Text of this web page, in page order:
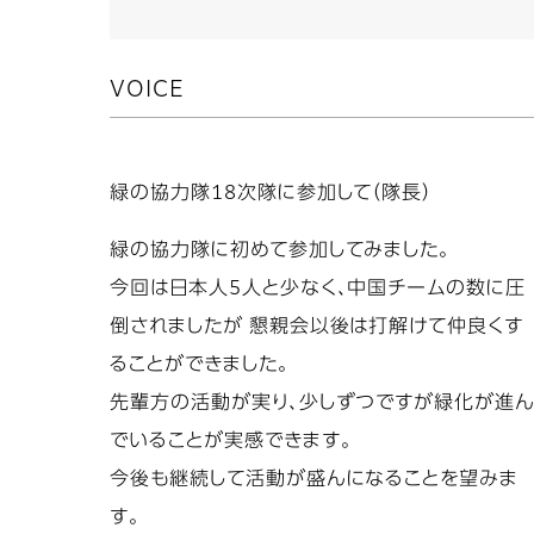
VOICE
緑の協力隊18次隊に参加して（隊長）
緑の協力隊に初めて参加してみました。
今回は日本人5人と少なく、中国チームの数に圧
倒されましたが 懇親会以後は打解けて仲良くす
ることができました。
先輩方の活動が実り、少しずつですが緑化が進
でいることが実感できます。
今後も継続して活動が盛んになることを望みま
す。